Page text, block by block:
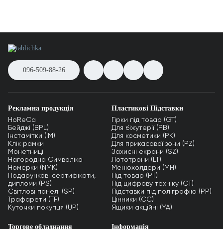
096-509-88-26
Рекламна продукція
HoReCa
Бейджі (BPL)
Інстамітки (IM)
Клік рамки
Монетниці
Нагородна Символіка
Номерки (NMK)
Подарункові сертифікати,
дипломи (PS)
Світлові панелі (SP)
Трафарети (TF)
Куточки покупця (UP)
Пластикові Підставки
Гірки під товар (GT)
Для біжутерії (PB)
Для косметики (PK)
Для прикасової зони (PZ)
Захисні екрани (SZ)
Лототрони (LT)
Менюхолдери (MH)
Під товар (PT)
Під цифрову техніку (CT)
Підставки під поліграфію (PP)
Цінники (СС)
Ящики акційні (YA)
Торгове обладнання Інформація